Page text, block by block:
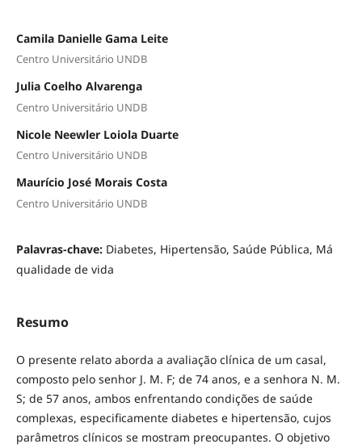
Camila Danielle Gama Leite
Centro Universitário UNDB
Julia Coelho Alvarenga
Centro Universitário UNDB
Nicole Neewler Loiola Duarte
Centro Universitário UNDB
Maurício José Morais Costa
Centro Universitário UNDB
Palavras-chave: Diabetes, Hipertensão, Saúde Pública, Má
qualidade de vida
Resumo
O presente relato aborda a avaliação clínica de um casal,
composto pelo senhor J. M. F; de 74 anos, e a senhora N. M.
S; de 57 anos, ambos enfrentando condições de saúde
complexas, especificamente diabetes e hipertensão, cujos
parâmetros clínicos se mostram preocupantes. O objetivo